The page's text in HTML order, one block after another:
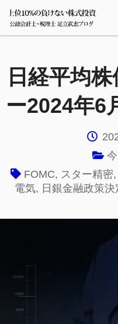
日経平均
ー2024年6
FOMC, スター精密,
電気, 日銀金融政策決